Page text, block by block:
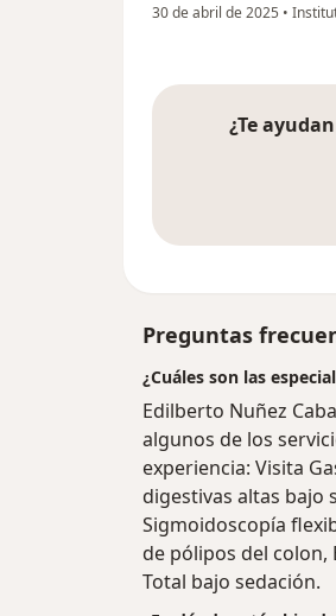
30 de abril de 2025 •
¿Te
Preguntas
¿Cuáles son las
Edilberto Nuñez
algunos de los
experiencia: Visita
digestivas altas bajo
Sigmoidoscopía
de pólipos del colon,
Total bajo sedación.